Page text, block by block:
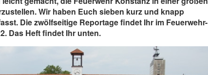
Wir haben Euch sieben kurz und knapp
Die zwölfseitige Reportage findet Ihr im Feuerwehr-
Das Heft findet Ihr unten.